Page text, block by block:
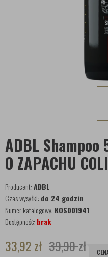
ADBL Shampoo
O ZAPACHU COLI
Producent:ADBL
Czas wysyłki: do 24 godzin
Numer katalogowy: KOS001941
Dostępność: brak
33,92zł 39,90zł